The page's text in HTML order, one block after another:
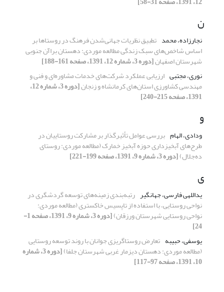
ن
نجارزاده، محمد تطبیق نظریات جهانی‌شدن فرهنگ‌ در روستاها بر
اساس شاخص‌های سبک زندگی مطالعه موردی: دهستان براآن جنوبی
شهرستان اصفهان[دوره 3، شماره 12، 1391، صفحه 161-188]
نوری، مجتبی ارزیابی عملکرد شرکت‌های خدمات مشاوره‌ای و فنی و
مهندسی کشاورزی استان‌های کرمانشاه و زنجان [دوره 3، شماره 12،
1391، صفحه 215-240]
و
ودادی، الهام بررسی عوامل تأثیرگذار بر مشارکت روستاییان در
طرح‌های آبخیزداری حوزه آبخیز خمارک (مطالعه موردی: روستای
ده‌جلال)[دوره 3، شماره 9، 1391، صفحه 199-221]
ی
یداللهی فارسی، جهانگیر رتبه‌بندی زمینه‌های توسعه گردشگری در
نواحی روستایی، با استفاده از تاپسیس خاکستری (مطالعه موردی:
نواحی روستایی شهرستان ورزقان) [دوره 3، شماره 9، 1391، صفحه 1-
24]
یوسفی، حبیبه تعارض روستاگریزی جوانان با روند توسعه روستایی
(مطالعه موردی: دهستان دیزمار غربی شهرستان جلفا) [دوره 3، شماره
10، 1391، صفحه 97-117]